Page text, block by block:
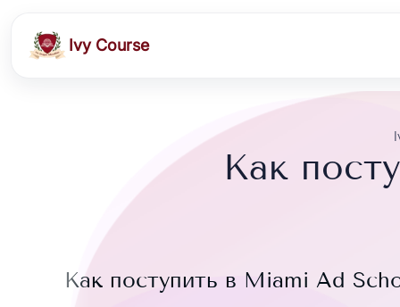
Ivy Course
Как
Как поступить в Miami Ad